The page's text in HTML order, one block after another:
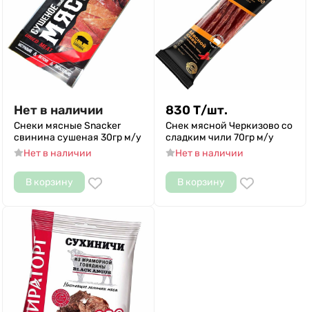
Нет в наличии
Снеки мясные Snacker
свинина сушеная 30гр м/у
Нет в наличии
В корзину
830 Т/шт.
Снек мясной Черкизово со
сладким чили 70гр м/у
Нет в наличии
В корзину